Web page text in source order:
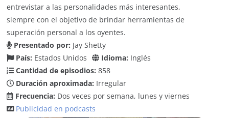
entrevistar a las personalidades más interesantes,
siempre con el objetivo de brindar herramientas de
superación personal a los oyentes.
Presentado por: Jay Shetty
País: Estados Unidos Idioma: Inglés
Cantidad de episodios: 858
Duración aproximada: Irregular
Frecuencia: Dos veces por semana, lunes y viernes
Publicidad en podcasts